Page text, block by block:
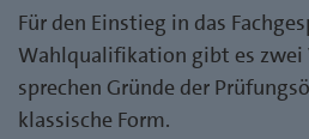
Für den Einstieg in das
Wahlqualifikation gibt es zwei
sprechen Gründe der
klassische Form.